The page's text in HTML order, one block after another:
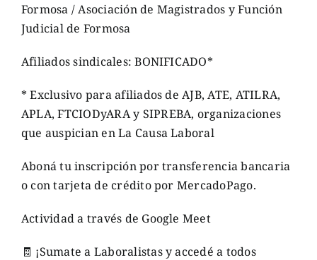
Formosa / Asociación de Magistrados y Función
Judicial de Formosa
Afiliados sindicales: BONIFICADO*
* Exclusivo para afiliados de AJB, ATE, ATILRA,
APLA, FTCIODyARA y SIPREBA, organizaciones
que auspician en La Causa Laboral
Aboná tu inscripción por transferencia bancaria
o con tarjeta de crédito por MercadoPago.
Actividad a través de Google Meet
🧾 ¡Sumate a Laboralistas y accedé a todos